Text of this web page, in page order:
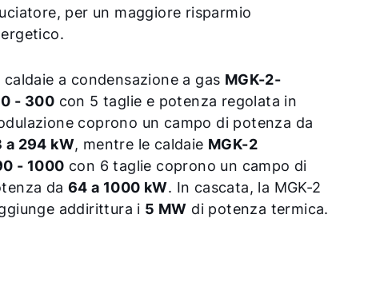
per un maggiore risparmio
caldaie a condensazione a gas MGK-2-
- 300 con 5 taglie e potenza regolata in
coprono un campo di potenza da
a 294 kW, mentre le caldaie MGK-2
- 1000 con 6 taglie coprono un campo di
da64 a 1000 kW. In cascata, la MGK-2
addirittura i 5 MW di potenza termica.